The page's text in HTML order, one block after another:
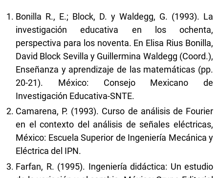
Bonilla R., E.; Block, D. y Waldegg, G. (1993). La
investigación educativa en los ochenta,
perspectiva para los noventa. En Elisa Rius Bonilla,
David Block Sevilla y Guillermina Waldegg (Coord.),
Enseñanza y aprendizaje de las matemáticas (pp.
20-21). México: Consejo Mexicano de
Investigación Educativa-SNTE.
Camarena, P. (1993). Curso de análisis de Fourier
en el contexto del análisis de señales eléctricas,
México: Escuela Superior de Ingeniería Mecánica y
Eléctrica del IPN.
Farfan, R. (1995). Ingeniería didáctica: Un estudio